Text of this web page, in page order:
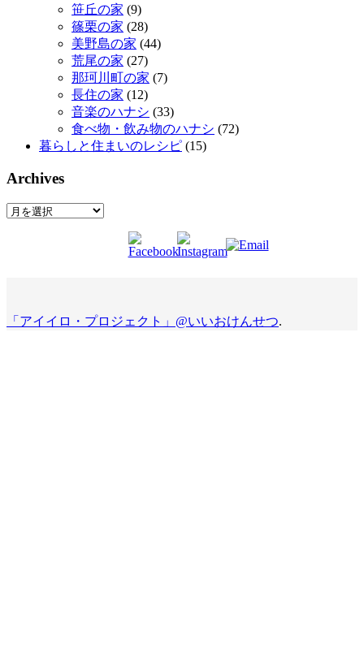
笹丘の家 (9)
篠栗の家 (28)
美野島の家 (44)
荒尾の家 (27)
那珂川町の家 (7)
長住の家 (12)
音楽のハナシ (33)
食べ物・飲み物のハナシ (72)
暮らしと住まいのレシピ (15)
Archives
Archives
「アイイロ・プロジェクト」@いいおけんせつ.